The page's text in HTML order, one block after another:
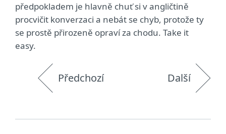
předpokladem je hlavně chuť si v angličtině
procvičit konverzaci a nebát se chyb, protože ty
se prostě přirozeně opraví za chodu. Take it
easy.
Předchozí Další